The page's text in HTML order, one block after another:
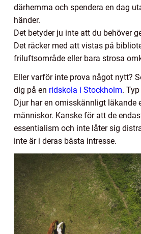
därhemma och spendera en dag
händer.
Det betyder ju inte att du behöver
Det räcker med att vistas på
friluftsområde eller bara strosa
Eller varför inte prova något nytt?
dig på en ridskola i Stockholm.
Djur har en omisskännligt läkande
människor. Kanske för att de
essentialism och inte låter sig
inte är i deras bästa intresse.